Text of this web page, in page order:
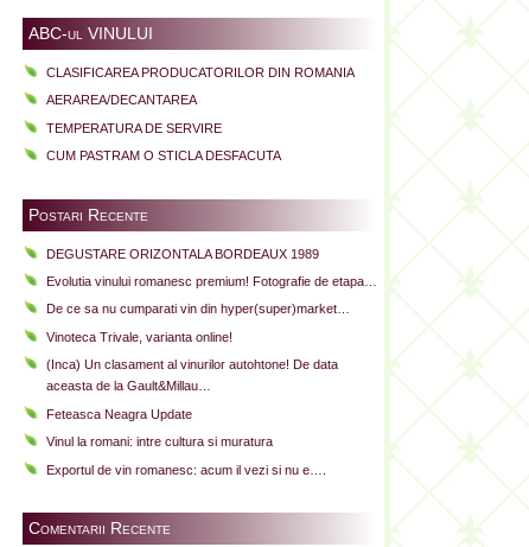
ABC-ul VINULUI
CLASIFICAREA PRODUCATORILOR DIN ROMANIA
AERAREA/DECANTAREA
TEMPERATURA DE SERVIRE
CUM PASTRAM O STICLA DESFACUTA
Postari Recente
DEGUSTARE ORIZONTALA BORDEAUX 1989
Evolutia vinului romanesc premium! Fotografie de etapa…
De ce sa nu cumparati vin din hyper(super)market…
Vinoteca Trivale, varianta online!
(Inca) Un clasament al vinurilor autohtone! De data
aceasta de la Gault&Millau…
Feteasca Neagra Update
Vinul la romani: intre cultura si muratura
Exportul de vin romanesc: acum il vezi si nu e….
Comentarii Recente